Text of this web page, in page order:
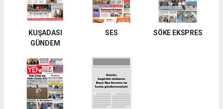
KUŞADASI
GÜNDEM
SES SÖKE EKSPRES